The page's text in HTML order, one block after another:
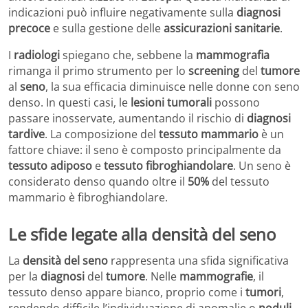
indicazioni può influire negativamente sulla diagnosi
precoce e sulla gestione delleassicurazioni sanitarie.
I radiologispiegano che, sebbene la mammografia
rimanga il primo strumento per lo screening del tumore
al seno, la sua efficacia diminuisce nelle donne con seno
denso. In questi casi, le lesioni tumorali possono
passare inosservate, aumentando il rischio di diagnosi
tardive. La composizione del tessuto mammario è un
fattore chiave: il seno è composto principalmente da
tessuto adiposo etessuto fibroghiandolare. Un seno è
considerato denso quando oltre il 50% del tessuto
mammario è fibroghiandolare.
Le sfide legate alla densità del seno
La densità del seno rappresenta una sfida significativa
per la diagnosi del tumore. Nelle mammografie, il
tessuto denso appare bianco, proprio come i tumori,